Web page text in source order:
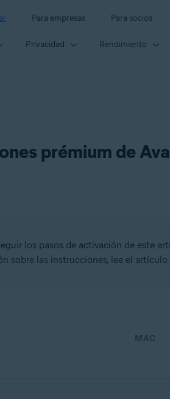
Para empresas Para socios
Privacidad Rendimiento
prémium de
los pasos de activación de este
sobre las instrucciones, lee el
MAC